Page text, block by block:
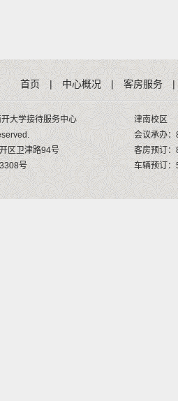
首页 | 中心概况 | 客房服务 |
大学接待服务中心
区卫津路94号
号
津南校区
会议承办
客房预订
车辆预订